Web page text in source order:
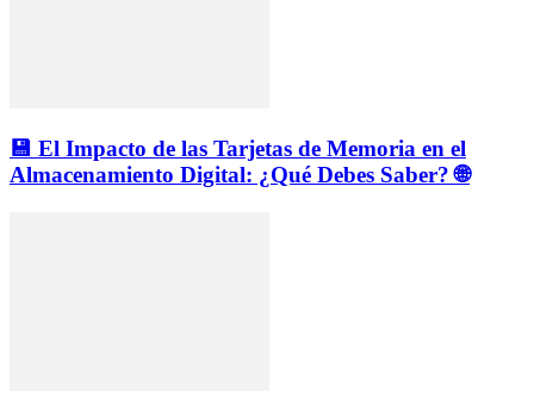
💾 El Impacto de las Tarjetas de Memoria en el
Almacenamiento Digital: ¿Qué Debes Saber? 🌐